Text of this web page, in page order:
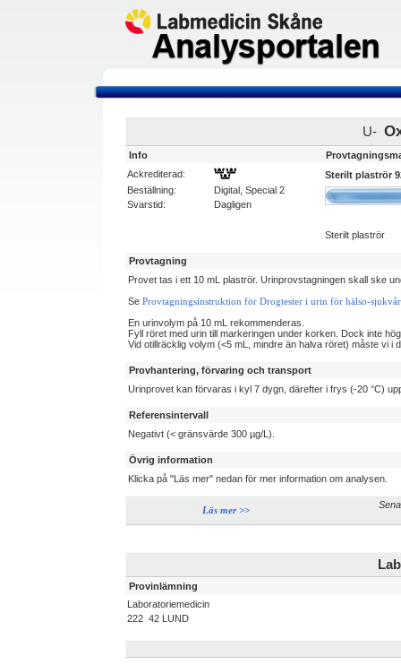
U-
Info
Ackrediterad:
Beställning:
Digital, Special 2
Svarstid:
Dagligen
Sterilt plaströr
Sterilt plaströr
Provtagning
Provet tas i ett 10 mL plaströr. Urinprovstagningen skall ske
Se Provtagningsinstruktion för Drogtester i urin för hälso-
En urinvolym på 10 mL rekommenderas.
Fyll röret med urin till markeringen under korken. Dock inte
Vid otillräcklig volym (<5 mL, mindre än halva röret) måste vi i
Provhantering, förvaring och transport
Urinprovet kan förvaras i kyl 7 dygn, därefter i frys (-20 °C)
Referensintervall
Negativt (< gränsvärde 300 µg/L).
Övrig information
Klicka på "Läs mer" nedan för mer information om analysen.
Läs mer >>
Provinlämning
Laboratoriemedicin
222 42 LUND